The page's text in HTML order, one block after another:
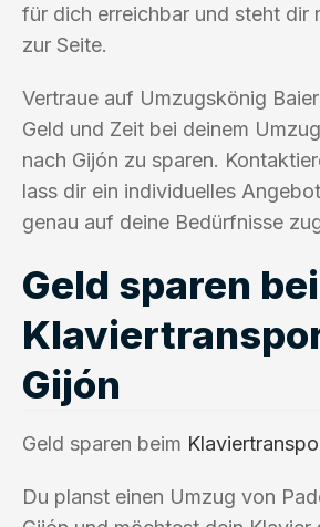
für dich erreichbar und steht dir
zur Seite.
Vertraue auf Umzugskönig
Geld und Zeit bei deinem
nach Gijón zu sparen.
lass dir ein individuelles
genau auf deine Bedürfnisse
Geld sparen
Gijón
Geld sparen beim
Du planst einen Umzug von